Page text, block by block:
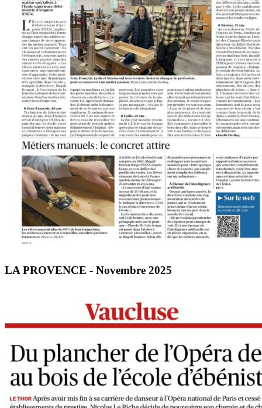
LA PROVENCE - Novembre 2025